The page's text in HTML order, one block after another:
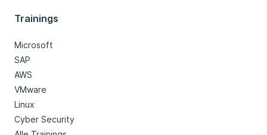
Trainings
Microsoft
SAP
AWS
VMware
Linux
Cyber Security